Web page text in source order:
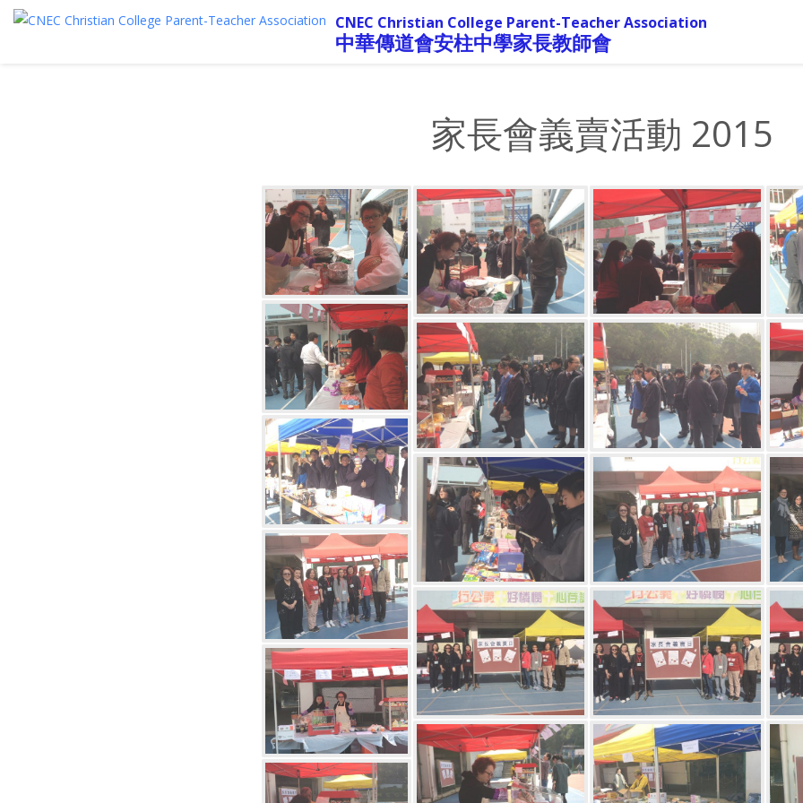
CNEC Christian College Parent-Teacher Association
中華傳道會安柱中學家長教師會
家長會義賣活動 2015